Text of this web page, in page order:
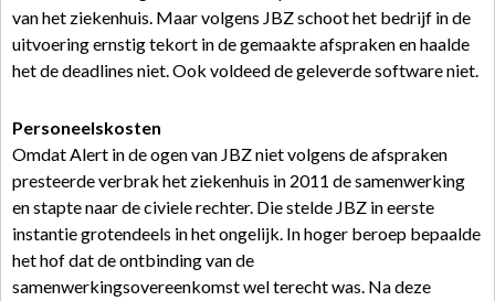
van het ziekenhuis. Maar volgens JBZ schoot het bedrijf in de
uitvoering ernstig tekort in de gemaakte afspraken en haalde
het de deadlines niet. Ook voldeed de geleverde software niet.
Personeelskosten
Omdat Alert in de ogen van JBZ niet volgens de afspraken
presteerde verbrak het ziekenhuis in 2011 de samenwerking
en stapte naar de civiele rechter. Die stelde JBZ in eerste
instantie grotendeels in het ongelijk. In hoger beroep bepaalde
het hof dat de ontbinding van de
samenwerkingsovereenkomst wel terecht was. Na deze